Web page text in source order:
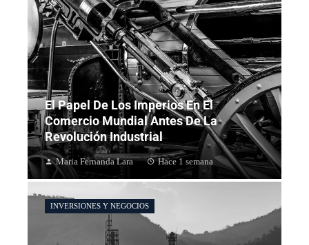
El Papel De Los Imperios En El
Comercio Mundial Antes De La
Revolución Industrial
Maria Fernanda Lara Hace 1 semana
INVERSIONES Y NEGOCIOS